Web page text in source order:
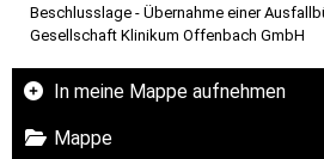
Beschlusslage - Übernahme einer
Gesellschaft Klinikum Offenbach GmbH
In meine Mappe aufnehmen
Mappe